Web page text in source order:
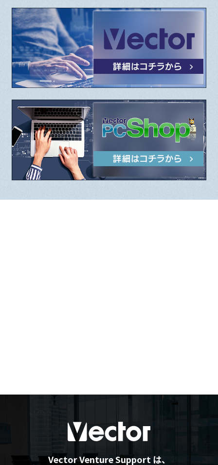
Vector Venture Support は、